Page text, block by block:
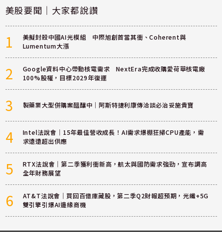
美股要聞｜大家都說讚
1
美擬封殺中國AI光模組 中際旭創首當其衝、Coherent與
Lumentum大漲
2
Google資料中心帶動核電需求 NextEra完成收購愛荷華核電廠
100%股權，目標2029年復運
3 製藥業大型併購案醞釀中｜阿斯特捷利康傳洽談必治妥施貴寶
4
Intel法說會｜15年最佳營收成長！AI需求爆棚狂掃CPU產能，需
求遠遠超出供應
5
RTX法說會｜第二季獲利衝新高，航太與國防需求強勁，宣布調高
全年財務展望
6
AT&T法說會｜買回百億庫藏股，第二季Q2財報超預期，光纖+5G
雙引擎引爆AI邊緣商機